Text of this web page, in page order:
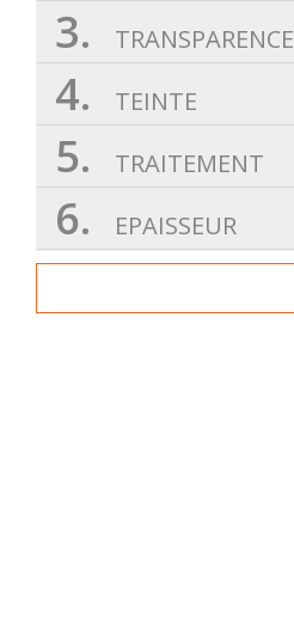
3. TRANSPARENCE
4. TEINTE
5. TRAITEMENT
6. EPAISSEUR